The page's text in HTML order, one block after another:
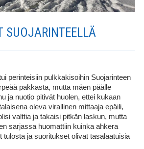
SUOJARINTEELLÄ
perinteisiin pulkkakisoihin Suojarinteen
pakkasta, mutta mäen päälle
ja nuotio pitivät huolen, ettei kukaan
oleva virallinen mittaaja epäili,
valttia ja takaisi pitkän laskun, mutta
sarjassa huomattiin kuinka ahkera
tulosta ja suoritukset olivat tasalaatuisia